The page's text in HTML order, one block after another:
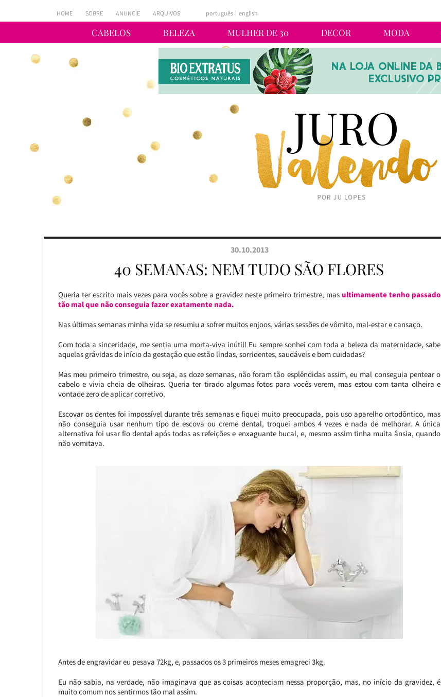
CABELOS BELEZA MULHER DE 30 DECOR MODA
HOME SOBRE ANUNCIE ARQUIVOS português english
30.10.2013
40 SEMANAS: NEM TUDO SÃO FLORES
Queria ter escrito mais vezes para vocês sobre a gravidez neste primeiro trimestre, masultimamente tenho passado
tão mal que não conseguia fazer exatamente nada.
Nas últimas semanas minha vida se resumiu a sofrer muitos enjoos, várias sessões de vômito, mal-estar e cansaço.
Com toda a sinceridade, me sentia uma morta-viva inútil! Eu sempre sonhei com toda a beleza da maternidade, sabe
aquelas grávidas de início da gestação que estão lindas, sorridentes, saudáveis e bem cuidadas?
Mas meu primeiro trimestre, ou seja, as doze semanas, não foram tão esplêndidas assim, eu mal conseguia pentear o
cabelo e vivia cheia de olheiras. Queria ter tirado algumas fotos para vocês verem, mas estou com tanta olheira e
vontade zero de aplicar corretivo.
Escovar os dentes foi impossível durante três semanas e fiquei muito preocupada, pois uso aparelho ortodôntico, mas
não conseguia usar nenhum tipo de escova ou creme dental, troquei ambos 4 vezes e nada de melhorar. A única
alternativa foi usar fio dental após todas as refeições e enxaguante bucal, e, mesmo assim tinha muita ânsia, quando
não vomitava.
Antes de engravidar eu pesava 72kg, e, passados os 3 primeiros meses emagreci 3kg.
Eu não sabia, na verdade, não imaginava que as coisas aconteciam nessa proporção, mas, no início da gravidez, é
muito comum nos sentirmos tão mal assim.